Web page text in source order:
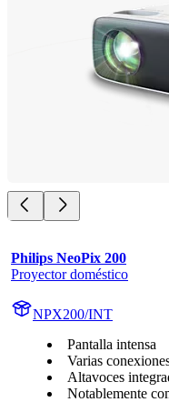
Philips NeoPix 200
Proyector doméstico
NPX200/INT
Pantalla intensa
Varias
Altavoces
Notablemente